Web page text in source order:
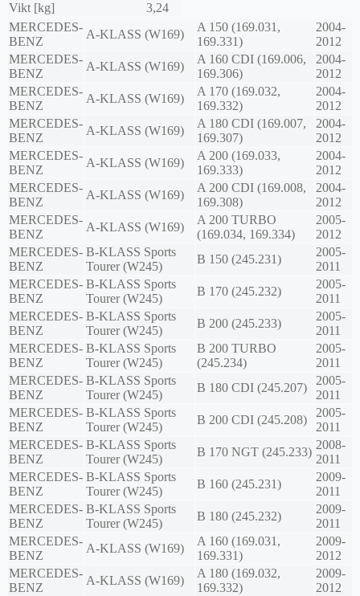
Vikt [kg]
3,24
MERCEDES-
BENZ
A-KLASS (W169)
A 150 (169.031,
169.331)
2004-
2012
MERCEDES-
BENZ
A-KLASS (W169)
A 160 CDI (169.006,
169.306)
2004-
2012
MERCEDES-
BENZ
A-KLASS (W169)
A 170 (169.032,
169.332)
2004-
2012
MERCEDES-
BENZ
A-KLASS (W169)
A 180 CDI (169.007,
169.307)
2004-
2012
MERCEDES-
BENZ
A-KLASS (W169)
A 200 (169.033,
169.333)
2004-
2012
MERCEDES-
BENZ
A-KLASS (W169)
A 200 CDI (169.008,
169.308)
2004-
2012
MERCEDES-
BENZ
A-KLASS (W169)
A 200 TURBO
(169.034, 169.334)
2005-
2012
MERCEDES-
BENZ
B-KLASS Sports
Tourer (W245)
B 150 (245.231)
2005-
2011
MERCEDES-
BENZ
B-KLASS Sports
Tourer (W245)
B 170 (245.232)
2005-
2011
MERCEDES-
BENZ
B-KLASS Sports
Tourer (W245)
B 200 (245.233)
2005-
2011
MERCEDES-
BENZ
B-KLASS Sports
Tourer (W245)
B 200 TURBO
(245.234)
2005-
2011
MERCEDES-
BENZ
B-KLASS Sports
Tourer (W245)
B 180 CDI (245.207)
2005-
2011
MERCEDES-
BENZ
B-KLASS Sports
Tourer (W245)
B 200 CDI (245.208)
2005-
2011
MERCEDES-
BENZ
B-KLASS Sports
Tourer (W245)
B 170 NGT (245.233)
2008-
2011
MERCEDES-
BENZ
B-KLASS Sports
Tourer (W245)
B 160 (245.231)
2009-
2011
MERCEDES-
BENZ
B-KLASS Sports
Tourer (W245)
B 180 (245.232)
2009-
2011
MERCEDES-
BENZ
A-KLASS (W169)
A 160 (169.031,
169.331)
2009-
2012
MERCEDES-
BENZ
A-KLASS (W169)
A 180 (169.032,
169.332)
2009-
2012